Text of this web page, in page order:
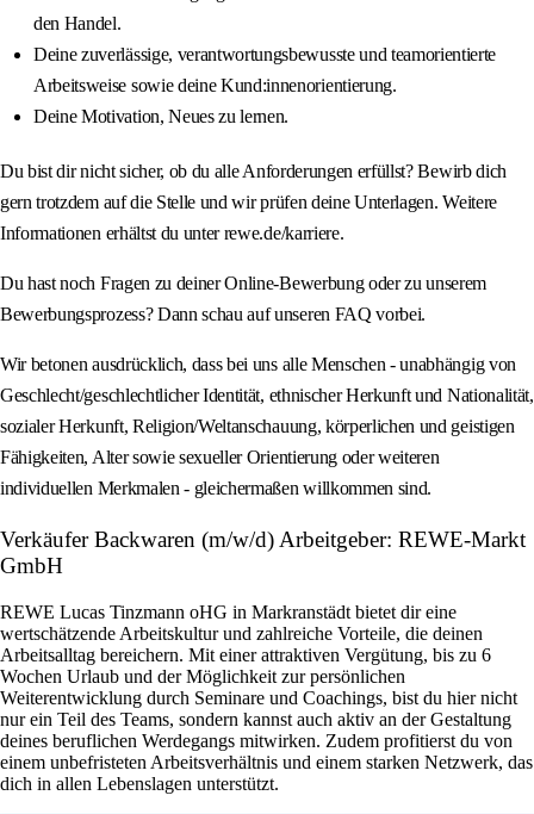
den Handel.
Deine zuverlässige, verantwortungsbewusste und teamorientierte
Arbeitsweise sowie deine Kund:innenorientierung.
Deine Motivation, Neues zu lernen.
Du bist dir nicht sicher, ob du alle Anforderungen erfüllst? Bewirb dich
gern trotzdem auf die Stelle und wir prüfen deine Unterlagen. Weitere
Informationen erhältst du unter rewe.de/karriere.
Du hast noch Fragen zu deiner Online-Bewerbung oder zu unserem
Bewerbungsprozess? Dann schau auf unseren FAQ vorbei.
Wir betonen ausdrücklich, dass bei uns alle Menschen - unabhängig von
Geschlecht/geschlechtlicher Identität, ethnischer Herkunft und Nationalität,
sozialer Herkunft, Religion/Weltanschauung, körperlichen und geistigen
Fähigkeiten, Alter sowie sexueller Orientierung oder weiteren
individuellen Merkmalen - gleichermaßen willkommen sind.
Verkäufer Backwaren (m/w/d) Arbeitgeber: REWE-Markt
GmbH
REWE Lucas Tinzmann oHG in Markranstädt bietet dir eine
wertschätzende Arbeitskultur und zahlreiche Vorteile, die deinen
Arbeitsalltag bereichern. Mit einer attraktiven Vergütung, bis zu 6
Wochen Urlaub und der Möglichkeit zur persönlichen
Weiterentwicklung durch Seminare und Coachings, bist du hier nicht
nur ein Teil des Teams, sondern kannst auch aktiv an der Gestaltung
deines beruflichen Werdegangs mitwirken. Zudem profitierst du von
einem unbefristeten Arbeitsverhältnis und einem starken Netzwerk, das
dich in allen Lebenslagen unterstützt.